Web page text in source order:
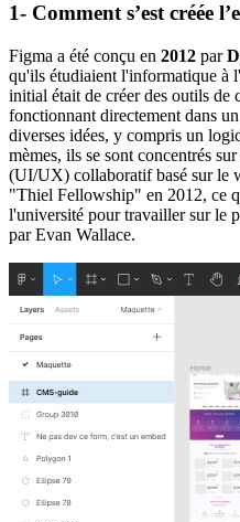
1- Comment s’est créée
Figma a été conçu en 2012 par
qu'ils étudiaient l'informatique
initial était de créer des outils de
fonctionnant directement dans
diverses idées, y compris un
mèmes, ils se sont concentrés
(UI/UX) collaboratif basé sur le
"Thiel Fellowship" en 2012, ce
l'université pour travailler sur le
par Evan Wallace.